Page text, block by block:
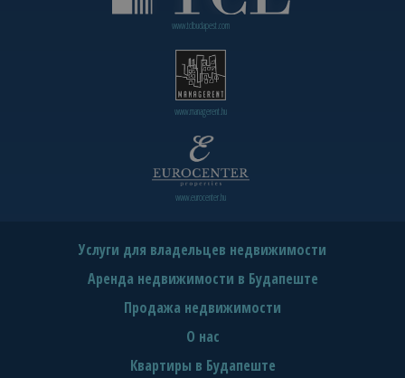
www.tclbudapest.com
www.managerent.hu
www.eurocenter.hu
Услуги для владельцев недвижимости
Аренда недвижимости в Будапеште
Продажа недвижимости
О нас
Квартиры в Будапеште